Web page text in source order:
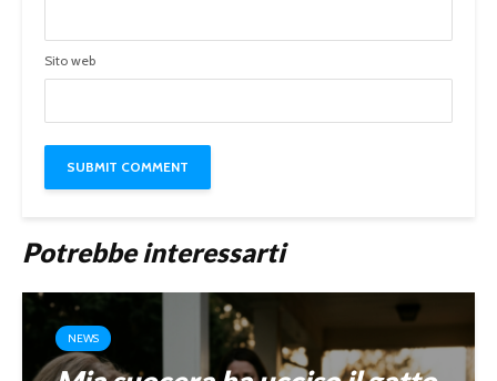
Sito web
Potrebbe interessarti
NEWS